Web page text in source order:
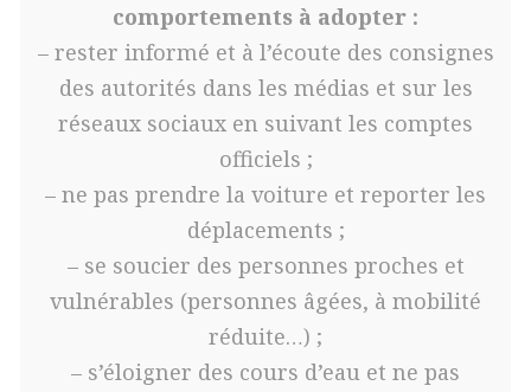
comportements à adopter :
– rester informé et à l’écoute des consignes
des autorités dans les médias et sur les
réseaux sociaux en suivant les comptes
officiels ;
– ne pas prendre la voiture et reporter les
déplacements ;
– se soucier des personnes proches et
vulnérables (personnes âgées, à mobilité
réduite…) ;
– s’éloigner des cours d’eau et ne pas